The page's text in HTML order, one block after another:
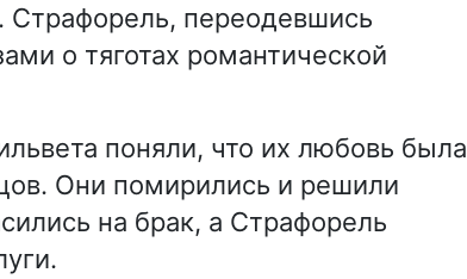
Страфорель, переодевшись
о тяготах романтической
поняли, что их любовь была
Они помирились и решили
на брак, а Страфорель